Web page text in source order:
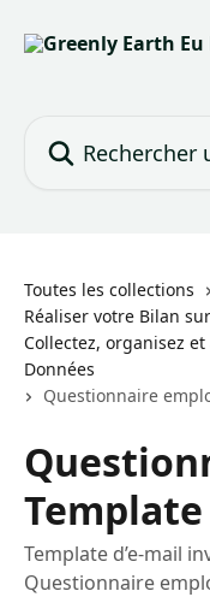
Toutes les collections
Réaliser votre Bilan
Collectez, organisez
Données
Questionnaire
Template
Template d’e-mail
Questionnaire